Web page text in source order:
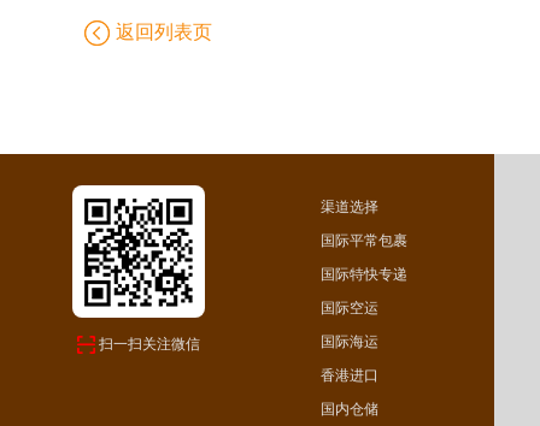
返回列表页
扫一扫关注微信
渠道选择
国际平常包裹
国际特快专递
国际空运
国际海运
香港进口
国内仓储